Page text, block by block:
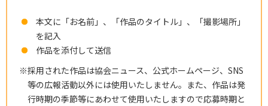
本文に「お名前」、「作品のタイトル」、「撮影場所」
を記入
作品を添付して送信
※採用された作品は協会ニュース、公式ホームページ、SNS
等の広報活動以外には使用いたしません。また、作品は発
行時期の季節等にあわせて使用いたしますので応募時期と